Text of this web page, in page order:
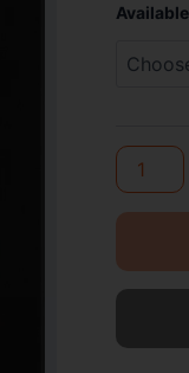
Framed
Print